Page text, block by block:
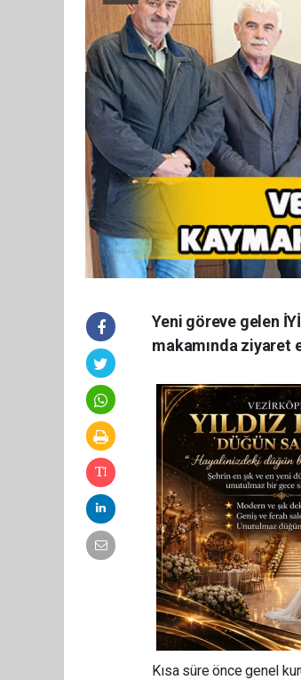
Yeni göreve gelen
makamında ziyaret
Kısa süre önce genel